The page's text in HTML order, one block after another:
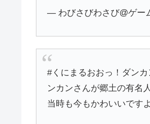
— わびさびわさび@ゲー
#くにまるおおっ！ダン
ンカンさんが郷土の有名
当時も今もかわいいです